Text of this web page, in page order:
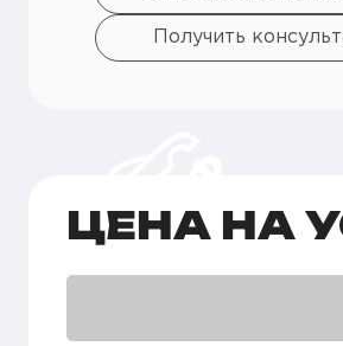
Получить
ЦЕНА НА